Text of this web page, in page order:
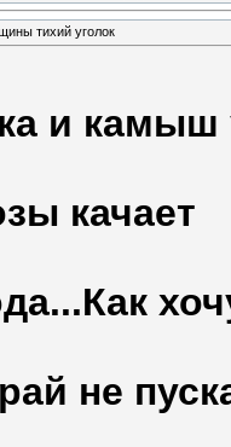
тихий уголок
и
качает
не